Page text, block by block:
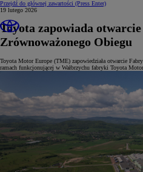
Przejdź do głównej zawartości (Press Enter)
19 lutego 2026
Toyota zapowiada
Zrównoważonego Obiegu
Toyota Motor Europe (TME) zapowiedziała otwarcie
ramach funkcjonującej w Wałbrzychu fabryki Toyota